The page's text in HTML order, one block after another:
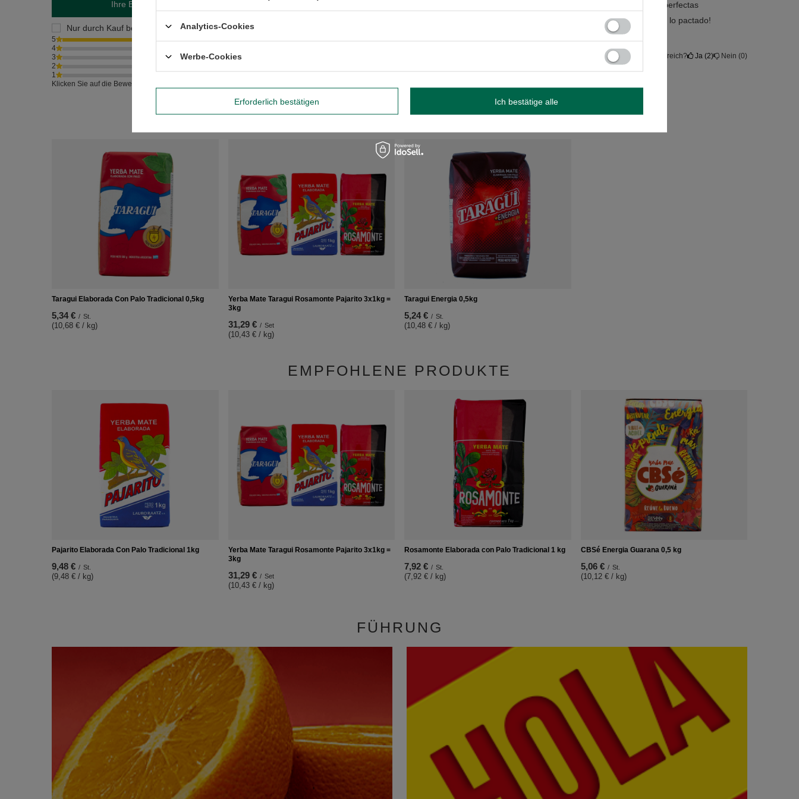
Ihre Bewertung schreiben
Nur durch Kauf bestätigte Bewertungen anzeigen
5
4
3
2
1
Klicken Sie auf die Bewertung, um Bewertungen zu filtern
Sendung kam einen Tag früher als vereinbart an! ausgezeichnet. El producto es excelente y está en perfectas
condiciones. La comunicación con MateMundo es muy buena y rapida. El envío llegó un día antes de lo pactado!
War die Meinung hilfreich? Ja 2 Nein 0
EMPFOHLENE PRODUKTE
Taragui Elaborada Con Palo Tradicional 0,5kg
5,34 € / St.
(10,68 € / kg)
Yerba Mate Taragui Rosamonte Pajarito 3x1kg =
3kg
31,29 € / Set
(10,43 € / kg)
Taragui Energia 0,5kg
5,24 € / St.
(10,48 € / kg)
EMPFOHLENE PRODUKTE
Pajarito Elaborada Con Palo Tradicional 1kg
9,48 € / St.
(9,48 € / kg)
Yerba Mate Taragui Rosamonte Pajarito 3x1kg =
3kg
31,29 € / Set
(10,43 € / kg)
Rosamonte Elaborada con Palo Tradicional 1 kg
7,92 € / St.
(7,92 € / kg)
CBSé Energia Guarana 0,5 kg
5,06 € / St.
(10,12 € / kg)
FÜHRUNG
Analytics-Cookies
Werbe-Cookies
Erforderlich bestätigen Ich bestätige alle